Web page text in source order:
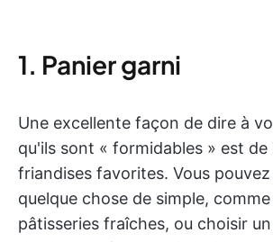
1. Panier garni
Une excellente façon de dire à
qu'ils sont « formidables » est
friandises favorites. Vous
quelque chose de simple,
pâtisseries fraîches, ou choisir